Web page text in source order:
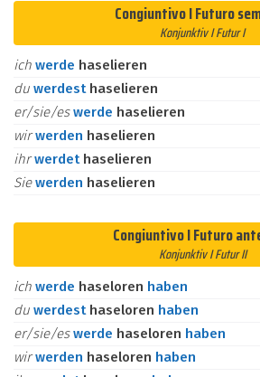
Congiuntivo I Futuro
Konjunktiv I Futur I
ich werde haselieren
du werdest haselieren
er/sie/eswerde haselieren
wirwerden haselieren
ihrwerdet haselieren
Siewerden haselieren
Congiuntivo I Futuro
Konjunktiv I Futur II
ich werde haseloren haben
du werdest haseloren haben
er/sie/eswerde haseloren haben
wirwerden haseloren haben